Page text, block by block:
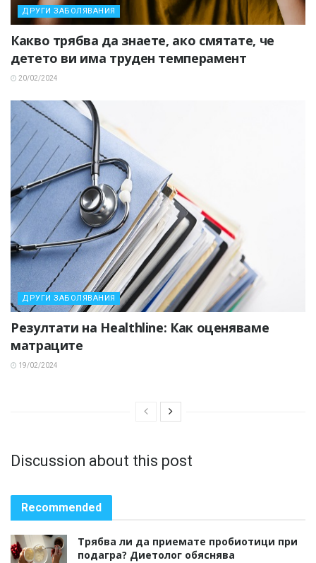
ДРУГИ ЗАБОЛЯВАНИЯ
Какво трябва да знаете, ако смятате, че
детето ви има труден темперамент
20/02/2024
ДРУГИ ЗАБОЛЯВАНИЯ
Резултати на Healthline: Как оценяваме
матраците
19/02/2024
Discussion about this post
Recommended
Трябва ли да приемате пробиотици при
подагра? Диетолог обяснява